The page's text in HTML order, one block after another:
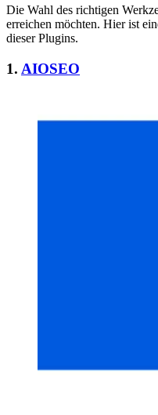
Die Wahl des richtigen
erreichen möchten. Hier ist
dieser Plugins.
1. AIOSEO